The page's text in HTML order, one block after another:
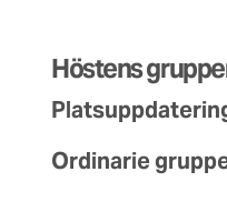
Höstens
Ordinarie